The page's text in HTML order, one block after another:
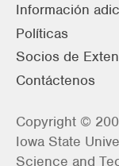
Información
Políticas
Socios de
Contáctenos
Copyright ©
Iowa State
Science and